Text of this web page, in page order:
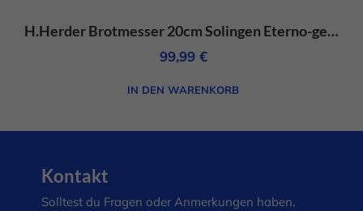
H.Herder Brotmesser 20cm Solingen Eterno-geschmiedet sortiertes Olivenholz
99,99 €
IN DEN WARENKORB
Kontakt
Solltest du Fragen oder Anmerkungen haben,